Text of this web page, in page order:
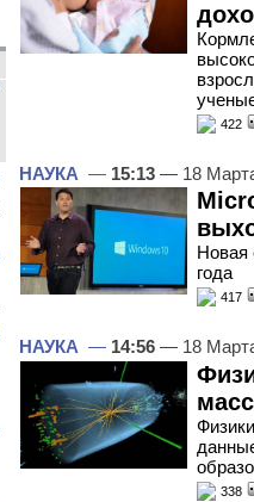
422
НАУКА — 15:13 — 18
Новая
года
417
НАУКА — 14:56 — 18
338